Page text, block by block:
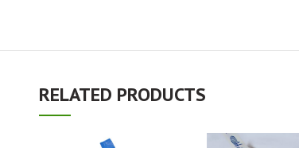
RELATED PRODUCTS